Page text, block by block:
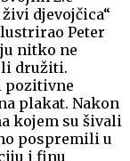
djevojčica“
Peter
nitko ne
družiti.
pozitivne
plakat. Nakon
kojem su šivali
pospremili u
i finu